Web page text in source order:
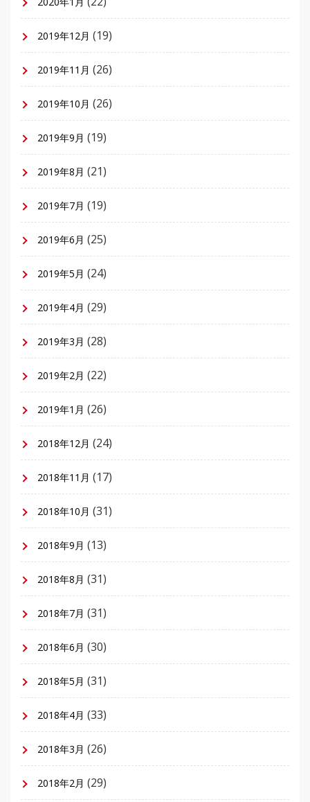
2019年12月 (19)
2019年11月 (26)
2019年10月 (26)
2019年9月 (19)
2019年8月 (21)
2019年7月 (19)
2019年6月 (25)
2019年5月 (24)
2019年4月 (29)
2019年3月 (28)
2019年2月 (22)
2019年1月 (26)
2018年12月 (24)
2018年11月 (17)
2018年10月 (31)
2018年9月 (13)
2018年8月 (31)
2018年7月 (31)
2018年6月 (30)
2018年5月 (31)
2018年4月 (33)
2018年3月 (26)
2018年2月 (29)